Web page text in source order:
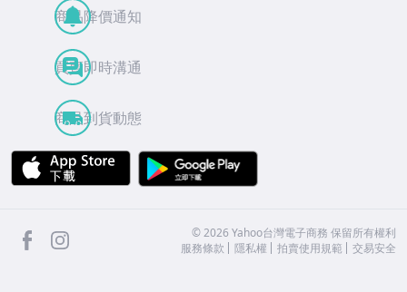
手機逛拍賣，購物更便利
商品降價通知
買賣即時溝通
商品到貨動態